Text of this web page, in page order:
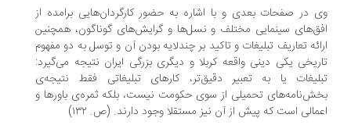
در صفحات بعدی و با اشاره به حضور کارگردان‌هایی برامده از
سینمایی مختلف و نسل‌ها و گرایش‌های گوناگون، همچنین
تعاریف تبلیغات و تاکید بر چندلایه بودن آن و توسل به دو مفهوم
یکی دینی واقعه کربلا و دیگری بزرگی ایران نتیجه می‌گیرد:
یا به تعبیر دقیق‌تر، کارهای تبلیغاتی فقط نتیجه‌ی
تحمیلی از سوی حکومت نیست، بلکه ثمره‌ی باورها و
است که پیش از آن نیز مستقلا وجود دارند. (ص. ۱۳۲)